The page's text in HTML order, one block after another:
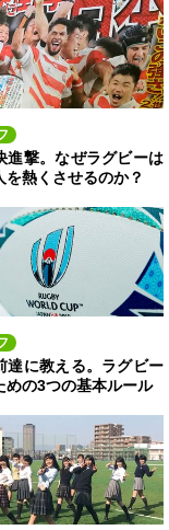
進撃。なぜラグビーは
を熱くさせるのか？
達に教える。ラグビー
めの3つの基本ルール